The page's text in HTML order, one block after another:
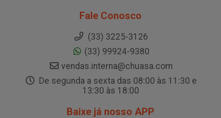
Fale Conosco
(33) 3225-3126
(33) 99924-9380
vendas.interna@chuasa.com
De segunda a sexta das 08:00 às 11:30 e
13:30 às 18:00
Baixe já nosso APP